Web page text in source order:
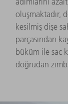
oluşmaktadır,
kesilmiş dişe
parçasından
büküm ile sac
doğrudan